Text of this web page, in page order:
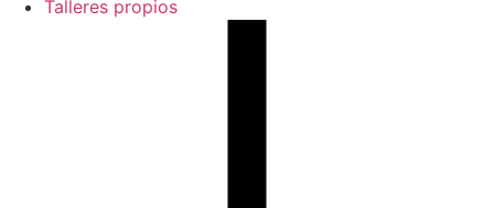
Talleres propios